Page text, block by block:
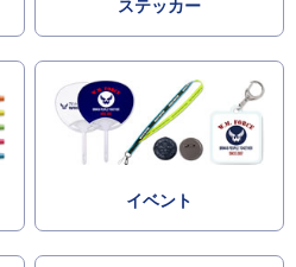
ステッカー
イベント